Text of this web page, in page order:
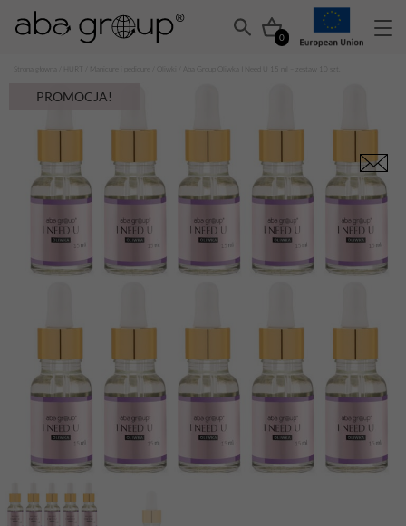
0
Manicure i pedicure / Aba Group Oliwka I Need U 15 ml – zestaw 10 szt.
PROMOCJA!